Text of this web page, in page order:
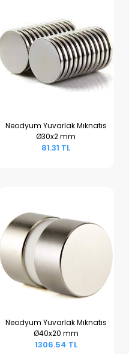
Sepete Ekle
Neodyum Yuvarlak Mıknatıs
Ø30x2 mm
81.31 TL
Sepete Ekle
Neodyum Yuvarlak Mıknatıs
Ø40x20 mm
1306.54 TL